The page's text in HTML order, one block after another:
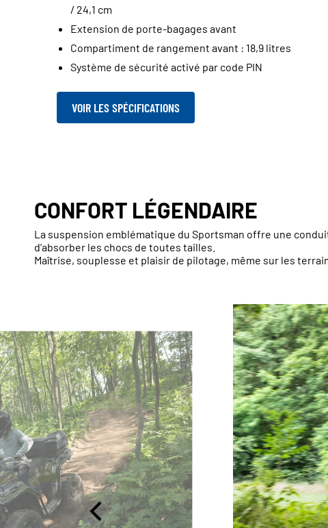
/ 24,1 cm
Extension de porte-bagages avant
Compartiment de rangement avant : 18,9 litres
Système de sécurité activé par code PIN
VOIR LES SPÉCIFICATIONS
CONFORT LÉGENDAIRE
La suspension emblématique du Sportsman offre une
d’absorber les chocs de toutes tailles.
Maîtrise, souplesse et plaisir de pilotage, même sur les